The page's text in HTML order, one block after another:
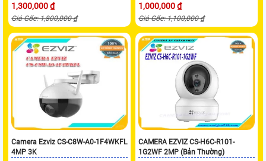
1,300,000 ₫
Giá Gốc: 1,800,000 ₫
1,000,000 ₫
Giá Gốc: 1,100,000 ₫
Camera Ezviz CS-C8W-A0-1F4WKFL
4MP 3K
CAMERA EZVIZ CS-H6C-R101-
1G2WF 2MP (Bản Thường)